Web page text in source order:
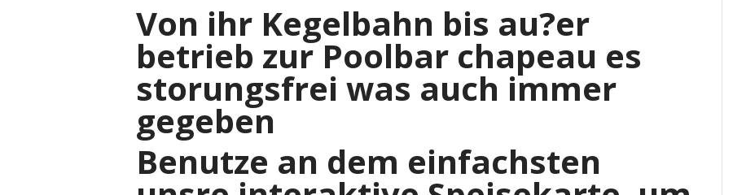
Von ihr Kegelbahn bis au?er
betrieb zur Poolbar chapeau es
storungsfrei was auch immer
gegeben
Benutze an dem einfachsten
ΛΑΓΟΦΘΑΛΜΟΣ: ΓΙΑΤΙ ΜΕΡΙΚΟΙ
ΑΝΘΡΩΠΟΙ ΚΟΙΜΟΥΝΤΑΙ ΜΕ ΑΝΟΙΧΤΑ